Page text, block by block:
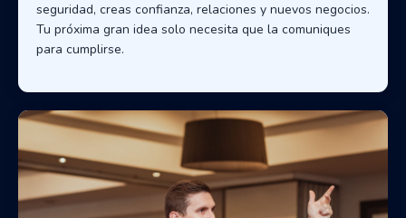
seguridad, creas confianza, relaciones y nuevos negocios.
Tu próxima gran idea solo necesita que la comuniques
para cumplirse.